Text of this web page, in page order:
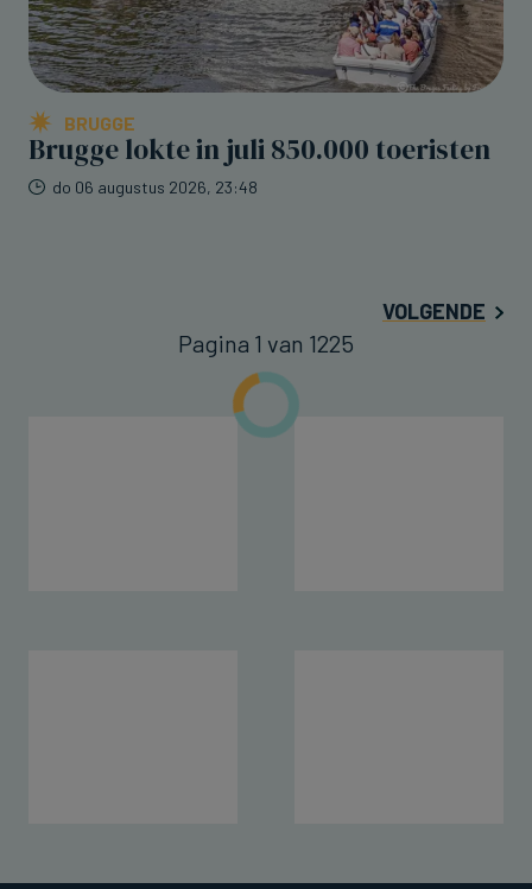
BRUGGE
Brugge lokte in juli 850.000 toeristen
do 06 augustus 2026, 23:48
VOLGENDE
Pagina 1 van 1225